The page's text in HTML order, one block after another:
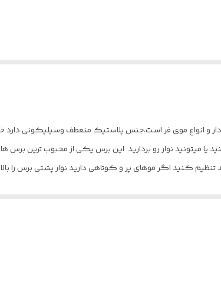
دار و انواع موی فر است.جنس پلاستیک منعطف وسیلیکونی
یا میتونید نوار رو بردارید این برس یکی از محبوب ترین
کنید اگر موهای پر و کوتاهی دارید نوار پشتی برس را